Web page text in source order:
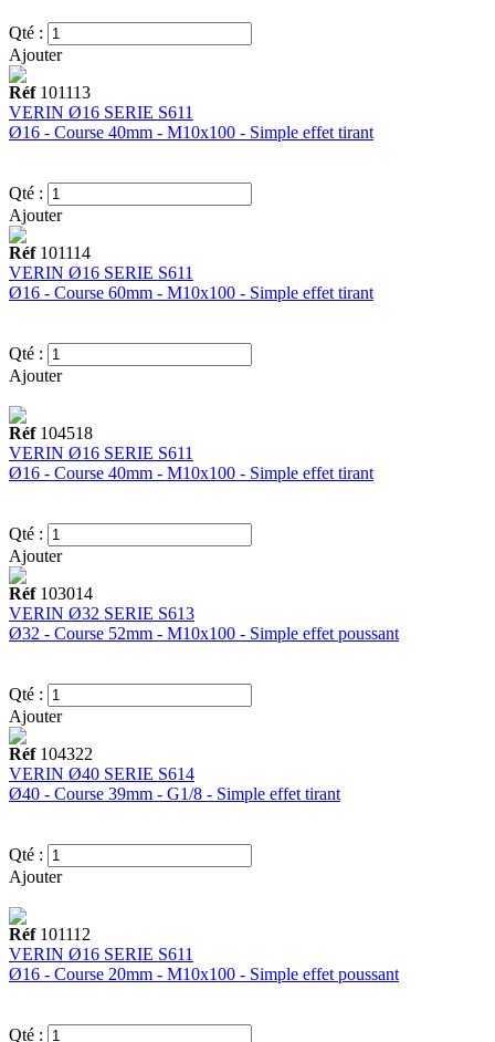
Qté :
Ajouter
Réf101113
VERIN Ø16 SERIE S611
Ø16 - Course 40mm - M10x100 - Simple effet tirant
Qté :
Ajouter
Réf101114
VERIN Ø16 SERIE S611
Ø16 - Course 60mm - M10x100 - Simple effet tirant
Qté :
Ajouter
Réf104518
VERIN Ø16 SERIE S611
Ø16 - Course 40mm - M10x100 - Simple effet tirant
Qté :
Ajouter
Réf103014
VERIN Ø32 SERIE S613
Ø32 - Course 52mm - M10x100 - Simple effet poussant
Qté :
Ajouter
Réf104322
VERIN Ø40 SERIE S614
Ø40 - Course 39mm - G1/8 - Simple effet tirant
Qté :
Ajouter
Réf101112
VERIN Ø16 SERIE S611
Ø16 - Course 20mm - M10x100 - Simple effet poussant
Qté :